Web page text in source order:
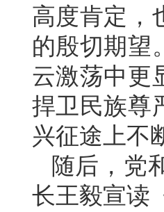
高度肯定，
的殷切期望
云激荡中更
捍卫民族尊
兴征途上不
随后，党
长王毅宣读